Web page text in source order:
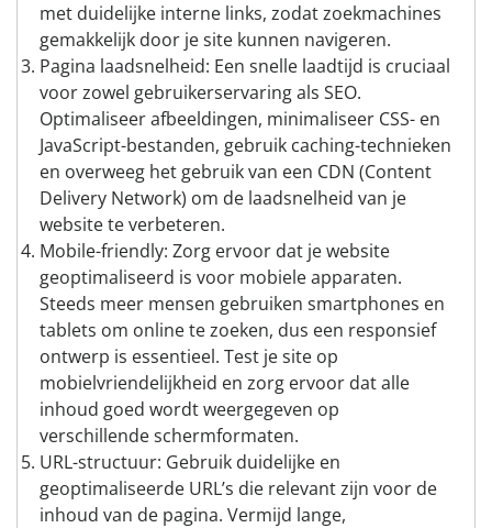
met duidelijke interne links, zodat zoekmachines
gemakkelijk door je site kunnen navigeren.
Pagina laadsnelheid: Een snelle laadtijd is cruciaal
voor zowel gebruikerservaring als SEO.
Optimaliseer afbeeldingen, minimaliseer CSS- en
JavaScript-bestanden, gebruik caching-technieken
en overweeg het gebruik van een CDN (Content
Delivery Network) om de laadsnelheid van je
website te verbeteren.
Mobile-friendly: Zorg ervoor dat je website
geoptimaliseerd is voor mobiele apparaten.
Steeds meer mensen gebruiken smartphones en
tablets om online te zoeken, dus een responsief
ontwerp is essentieel. Test je site op
mobielvriendelijkheid en zorg ervoor dat alle
inhoud goed wordt weergegeven op
verschillende schermformaten.
URL-structuur: Gebruik duidelijke en
geoptimaliseerde URL’s die relevant zijn voor de
inhoud van de pagina. Vermijd lange,